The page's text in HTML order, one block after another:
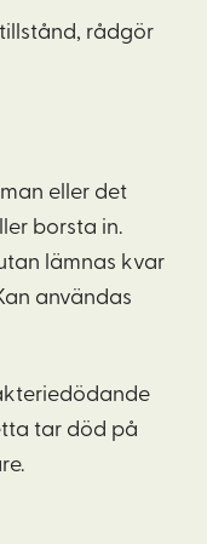
rådgör
eller det
borsta in.
lämnas kvar
användas
tar död på